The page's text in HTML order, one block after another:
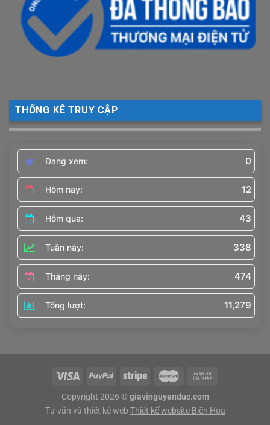
THỐNG KÊ TRUY CẬP
Đang xem: 0
Hôm nay: 12
Hôm qua: 43
Tuần này: 338
Tháng này: 474
Tổng lượt: 11,279
Copyright 2026 © giavinguyenduc.com
Tư vấn và thiết kế web Thiết kế website Biên Hòa